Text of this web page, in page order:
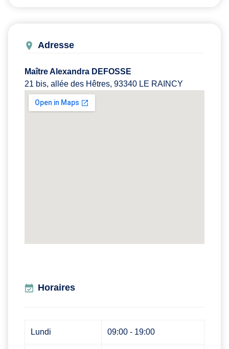
Adresse
Maître Alexandra DEFOSSE
21 bis, allée des Hêtres, 93340 LE RAINCY
Horaires
Lundi 09:00 - 19:00